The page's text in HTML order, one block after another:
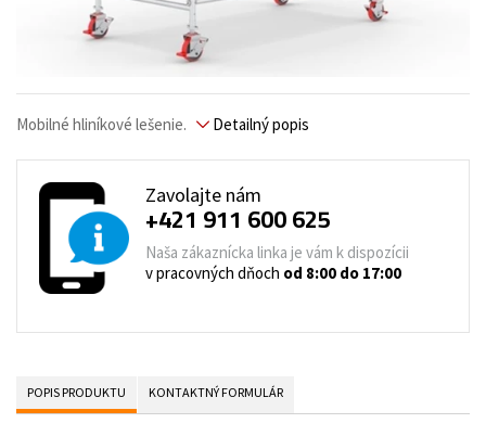
Mobilné hliníkové lešenie. Detailný popis
Zavolajte nám
+421 911 600 625
Naša zákaznícka linka je vám k dispozícii
v pracovných dňoch od 8:00 do 17:00
POPIS PRODUKTU KONTAKTNÝ FORMULÁR